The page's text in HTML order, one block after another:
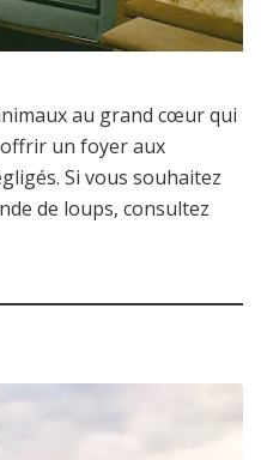
au grand cœur qui
un foyer aux
Si vous souhaitez
de loups, consultez